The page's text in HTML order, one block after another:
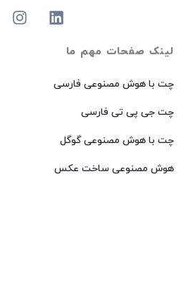
لینک صفحات مهم ما
چت با هوش مصنوعی فارسی
چت جی پی تی فارسی
چت با هوش مصنوعی گوگل
هوش مصنوعی ساخت عکس